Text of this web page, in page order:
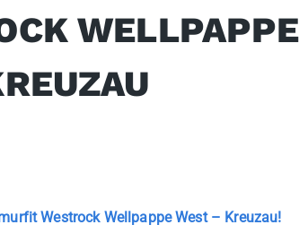
Westrock Wellpappe West – Kreuzau!